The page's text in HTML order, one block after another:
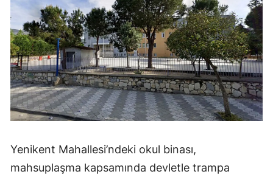
Yenikent Mahallesi’ndeki okul binası,
mahsuplaşma kapsamında devletle trampa